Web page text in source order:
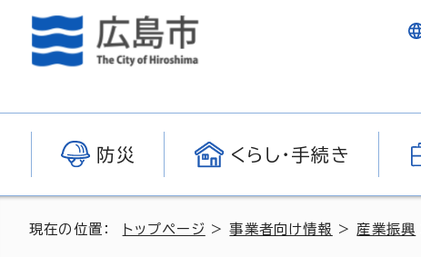
防災 くらし・手続き
現在の位置： トップページ >事業者向け情報 > 産業振興